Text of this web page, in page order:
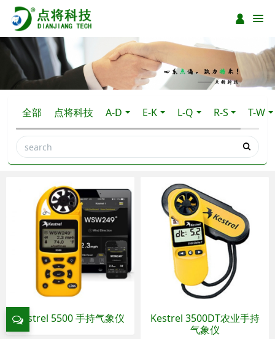
全部 点将科技 A-D E-K L-Q R-S T-W
Kestrel 5500 手持气象仪
Kestrel 3500DT农业手持
气象仪